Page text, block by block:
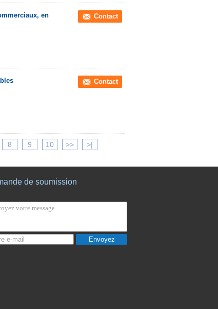
en
Contact
Contact
8 9 10 >> >|
de soumission
Envoyez